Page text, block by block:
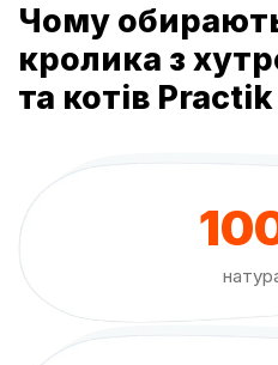
Чому
кролика з
та котів